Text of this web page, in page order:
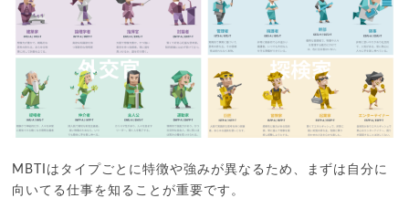
MBTIはタイプごとに特徴や強みが異なるため、まずは自分に
向いてる仕事を知ることが重要です。